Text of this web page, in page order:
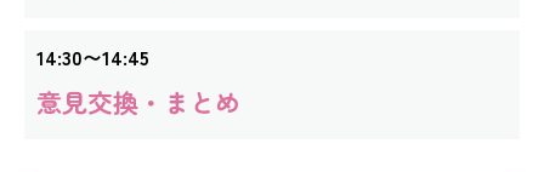
14:30〜14:45
意見交換・まとめ